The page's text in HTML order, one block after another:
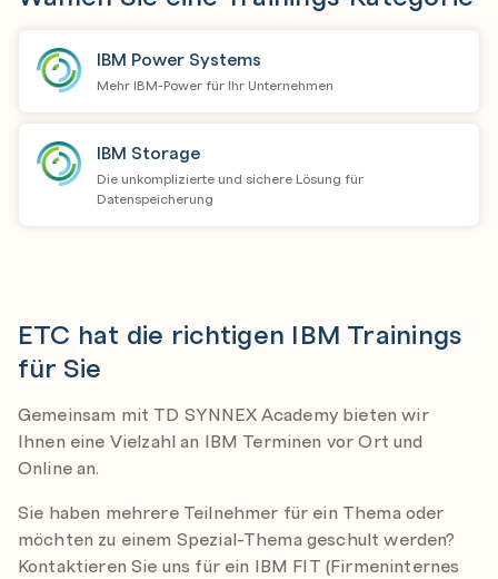
IBM Power Systems
Mehr IBM-Power für Ihr Unternehmen
IBM Storage
Die unkomplizierte und sichere Lösung für
Datenspeicherung
ETC hat die richtigen IBM Trainings
für Sie
Gemeinsam mit TD SYNNEX Academy bieten wir
Ihnen eine Vielzahl an IBM Terminen vor Ort und
Online an.
Sie haben mehrere Teilnehmer für ein Thema oder
möchten zu einem Spezial-Thema geschult werden?
Kontaktieren Sie uns für ein IBM FIT (Firmeninternes